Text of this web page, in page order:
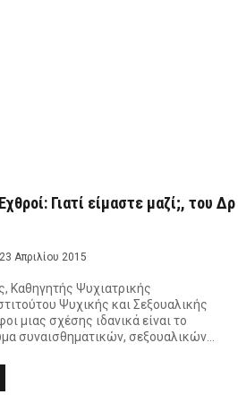
Γιατί είμαστε μαζί;, του Δρ
Απριλίου 2015
Καθηγητής Ψυχιατρικής
Ψυχικής και Σεξουαλικής
μιας σχέσης ιδανικά είναι το
συναισθηματικών, σεξουαλικών…